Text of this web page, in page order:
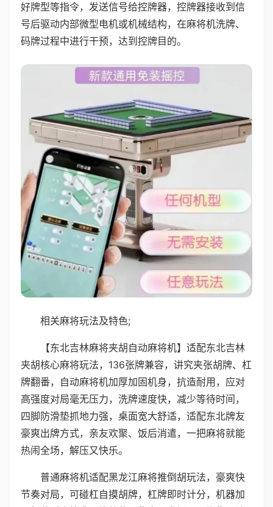
好牌型等指令，发送信号给控牌器，控牌器接收到信
号后驱动内部微型电机或机械结构，在麻将机洗牌、
码牌过程中进行干预，达到控牌目的。
相关麻将玩法及特色;
【东北吉林麻将夹胡自动麻将机】适配东北吉林
夹胡核心麻将玩法，136张牌兼容，讲究夹张胡牌、杠
牌翻番，自动麻将机加厚加固机身，抗造耐用，应对
高强度对局毫无压力，洗牌速度快，减少等待时间，
四脚防滑垫抓地力强，桌面宽大舒适，适配东北牌友
豪爽出牌方式，亲友欢聚、饭后消遣，一把麻将就能
热闹全场，解压又快乐。
普通麻将机适配黑龙江麻将推倒胡玩法，豪爽快
节奏对局，可碰杠自摸胡牌，杠牌即时计分，机器加